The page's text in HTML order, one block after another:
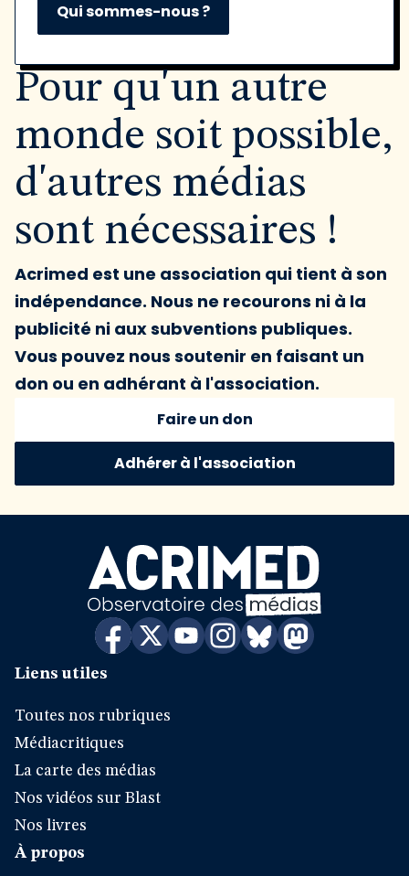
Qui sommes-nous ?
Pour qu'un autre
monde soit possible,
d'autres médias
sont nécessaires !
Acrimed est une association qui tient à son
indépendance. Nous ne recourons ni à la
publicité ni aux subventions publiques.
Vous pouvez nous soutenir en faisant un
don ou en adhérant à l'association.
Faire un don
Adhérer à l'association
Liens utiles
Toutes nos rubriques
Médiacritiques
La carte des médias
Nos vidéos sur Blast
Nos livres
À propos